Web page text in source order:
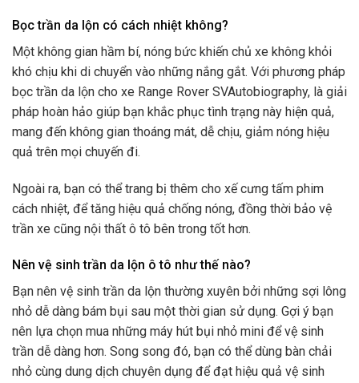
Bọc trần da lộn có cách nhiệt không?
Một không gian hầm bí, nóng bức khiến chủ xe không khỏi
khó chịu khi di chuyển vào những nắng gắt. Với phương pháp
bọc trần da lộn cho xe Range Rover SVAutobiography, là giải
pháp hoàn hảo giúp bạn khắc phục tình trạng này hiện quả,
mang đến không gian thoáng mát, dễ chịu, giảm nóng hiệu
quả trên mọi chuyến đi.
Ngoài ra, bạn có thể trang bị thêm cho xế cưng tấm phim
cách nhiệt, để tăng hiệu quả chống nóng, đồng thời bảo vệ
trần xe cũng nội thất ô tô bên trong tốt hơn.
Nên vệ sinh trần da lộn ô tô như thế nào?
Bạn nên vệ sinh trần da lộn thường xuyên bởi những sợi lông
nhỏ dễ dàng bám bụi sau một thời gian sử dụng. Gợi ý bạn
nên lựa chọn mua những máy hút bụi nhỏ mini để vệ sinh
trần dễ dàng hơn. Song song đó, bạn có thể dùng bàn chải
nhỏ cùng dung dịch chuyên dụng để đạt hiệu quả vệ sinh